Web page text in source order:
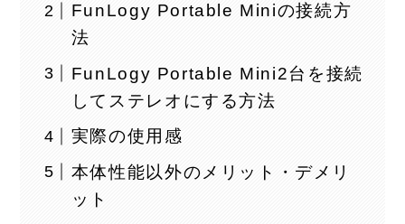
FunLogy Portable Miniの接続方
法
FunLogy Portable Mini2台を接続
してステレオにする方法
実際の使用感
本体性能以外のメリット・デメリ
ット